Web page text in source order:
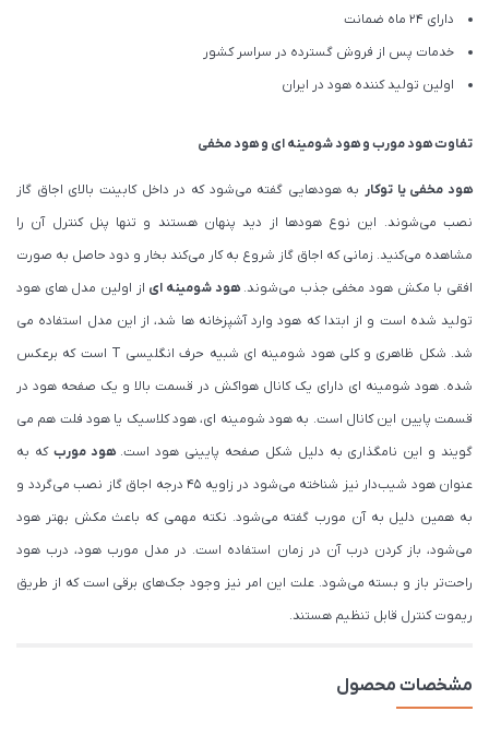
دارای 24 ماه ضمانت
خدمات پس از فروش گسترده در سراسر کشور
اولین تولید کننده هود در ایران
تفاوت هود مورب و هود شومینه ای و هود مخفی
هود مخفی یا توکار به هودهایی گفته می‌شود که در داخل کابینت بالای اجاق گاز
نصب می‌شوند. این نوع هودها از دید پنهان هستند و تنها پنل کنترل آن را
مشاهده می‌کنید. زمانی که اجاق گاز شروع به کار می‌کند بخار و دود حاصل به صورت
افقی با مکش هود مخفی جذب می‌شوند.هود شومینه ای از اولین مدل های هود
تولید شده است و از ابتدا که هود وارد آشپزخانه ها شد، از این مدل استفاده می
شد. شکل ظاهری و کلی هود شومینه ای شبیه حرف انگلیسی T است که برعکس
شده. هود شومینه ای دارای یک کانال هواکش در قسمت بالا و یک صفحه هود در
قسمت پایین این کانال است. به هود شومینه ای، هود کلاسیک یا هود فلت هم می
گویند و این نامگذاری به دلیل شکل صفحه پایینی هود است.هود مورب که به
عنوان هود شیب‌دار نیز شناخته می‌شود در زاویه ۴۵ درجه اجاق گاز نصب می‌گردد و
به همین دلیل به آن مورب گفته می‌شود. نکته مهمی که باعث مکش بهتر هود
می‌شود، باز کردن درب آن در زمان استفاده است. در مدل مورب هود، درب هود
راحت‌تر باز و بسته می‌شود. علت این امر نیز وجود جک‌های برقی است که از طریق
ریموت کنترل قابل تنظیم هستند.
مشخصات محصول